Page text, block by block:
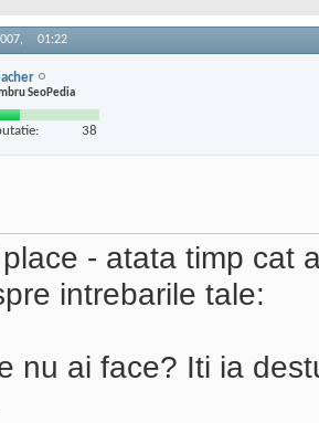
01:22
SeoPedia
38
- atata timp cat
intrebarile tale:
nu ai face? Iti ia